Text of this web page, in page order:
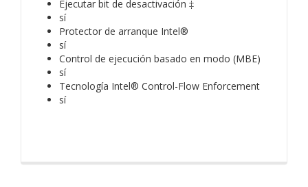
Ejecutar bit de desactivación ‡
sí
Protector de arranque Intel®
sí
Control de ejecución basado en modo (MBE)
sí
Tecnología Intel® Control-Flow Enforcement
sí